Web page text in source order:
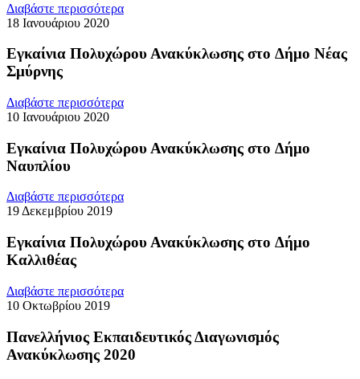
Διαβάστε περισσότερα
18 Ιανουάριου 2020
Εγκαίνια Πολυχώρου Ανακύκλωσης στo Δήμο Νέας
Σμύρνης
Διαβάστε περισσότερα
10 Ιανουάριου 2020
Εγκαίνια Πολυχώρου Ανακύκλωσης στo Δήμο
Ναυπλίου
Διαβάστε περισσότερα
19 Δεκεμβρίου 2019
Εγκαίνια Πολυχώρου Ανακύκλωσης στo Δήμο
Καλλιθέας
Διαβάστε περισσότερα
10 Οκτωβρίου 2019
Πανελλήνιος Εκπαιδευτικός Διαγωνισμός
Ανακύκλωσης 2020